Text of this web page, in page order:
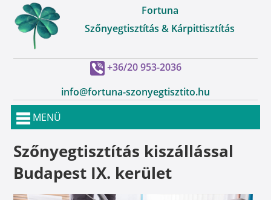
Fortuna
Szőnyegtisztítás & Kárpittisztítás
+36/20 953-2036
info@fortuna-szonyegtisztito.hu
MENÜ
Szőnyegtisztítás kiszállással
Budapest IX. kerület